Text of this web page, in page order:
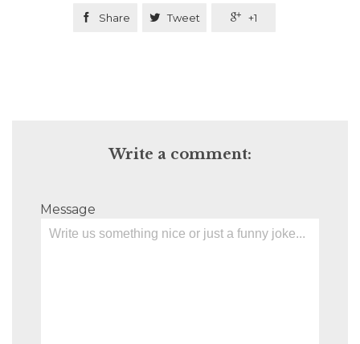
 Share  Tweet  +1
Write a comment:
Message